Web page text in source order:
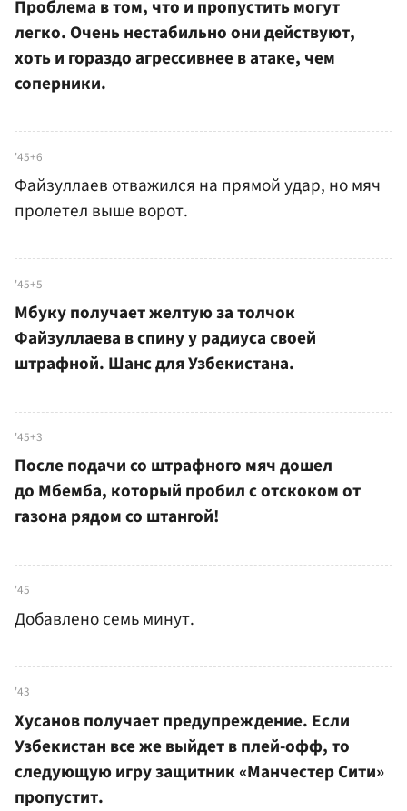
Проблема в том, что и пропустить могут
легко. Очень нестабильно они действуют,
хоть и гораздо агрессивнее в атаке, чем
соперники.
'45+6
Файзуллаев отважился на прямой удар, но мяч
пролетел выше ворот.
'45+5
Мбуку получает желтую за толчок
Файзуллаева в спину у радиуса своей
штрафной. Шанс для Узбекистана.
'45+3
После подачи со штрафного мяч дошел
до Мбемба, который пробил с отскоком от
газона рядом со штангой!
'45
Добавлено семь минут.
'43
Хусанов получает предупреждение. Если
Узбекистан все же выйдет в плей-офф, то
следующую игру защитник «Манчестер Сити»
пропустит.